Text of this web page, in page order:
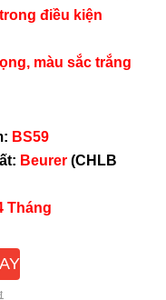
điều kiện
màu sắc trắng
BS59
Beurer (CHLB
Tháng